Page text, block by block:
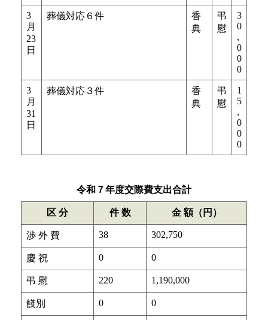
3
月
23
日
葬儀対応６件
香
典
弔
慰
3
0
,
0
0
0
3
月
31
日
葬儀対応３件
香
典
弔
慰
1
5
,
0
0
0
令和７年度交際費支出合計
区 分 件 数 金 額（円）
渉 外 費 38 302,750
慶 祝 0 0
弔 慰 220 1,190,000
餞別 0 0